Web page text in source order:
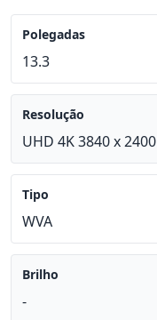
Polegadas
13.3
Resolução
UHD 4K 3840 x 2400
Tipo
WVA
Brilho
-